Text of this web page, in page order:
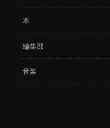
本
編集部
音楽